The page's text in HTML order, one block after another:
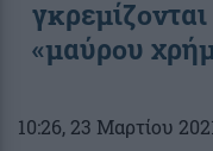
«μαύρου
10:26, 23 Μαρτίου